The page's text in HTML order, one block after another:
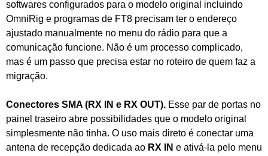
softwares configurados para o modelo original incluindo
OmniRig e programas de FT8 precisam ter o endereço
ajustado manualmente no menu do rádio para que a
comunicação funcione. Não é um processo complicado,
mas é um passo que precisa estar no roteiro de quem faz a
migração.
Conectores SMA (RX IN e RX OUT). Esse par de portas no
painel traseiro abre possibilidades que o modelo original
simplesmente não tinha. O uso mais direto é conectar uma
antena de recepção dedicada ao RX IN e ativá-la pelo menu